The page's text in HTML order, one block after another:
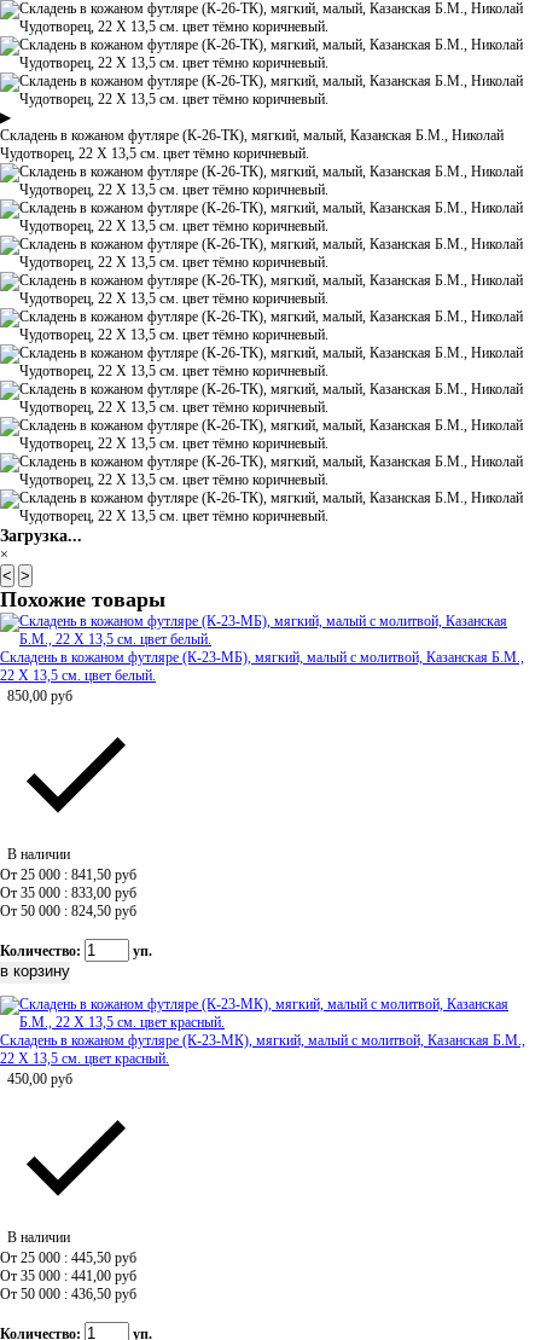
▶
Складень в кожаном футляре (К-26-ТК), мягкий, малый, Казанская Б.М., Николай
Чудотворец, 22 Х 13,5 см. цвет тёмно коричневый.
Загрузка...
×
< >
Похожие товары
Складень в кожаном футляре (К-23-МБ), мягкий, малый с молитвой, Казанская Б.М.,
22 Х 13,5 см. цвет белый.
850,00 руб
В наличии
От 25 000 : 841,50 руб
От 35 000 : 833,00 руб
От 50 000 : 824,50 руб
Количество: уп.
Складень в кожаном футляре (К-23-МК), мягкий, малый с молитвой, Казанская Б.М.,
22 Х 13,5 см. цвет красный.
450,00 руб
В наличии
От 25 000 : 445,50 руб
От 35 000 : 441,00 руб
От 50 000 : 436,50 руб
Количество: уп.